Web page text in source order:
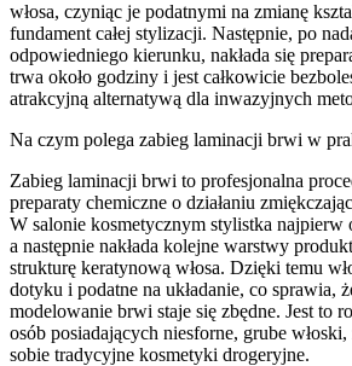
włosa, czyniąc je podatnymi na zmianę
fundament całej stylizacji. Następnie, po
odpowiedniego kierunku, nakłada się
trwa około godziny i jest całkowicie
atrakcyjną alternatywą dla inwazyjnych
Na czym polega zabieg laminacji brwi w
Zabieg laminacji brwi to profesjonalna
preparaty chemiczne o działaniu
W salonie kosmetycznym stylistka najpierw
a następnie nakłada kolejne warstwy
strukturę keratynową włosa. Dzięki temu
dotyku i podatne na układanie, co sprawia,
modelowanie brwi staje się zbędne. Jest to
osób posiadających niesforne, grube
sobie tradycyjne kosmetyki drogeryjne.